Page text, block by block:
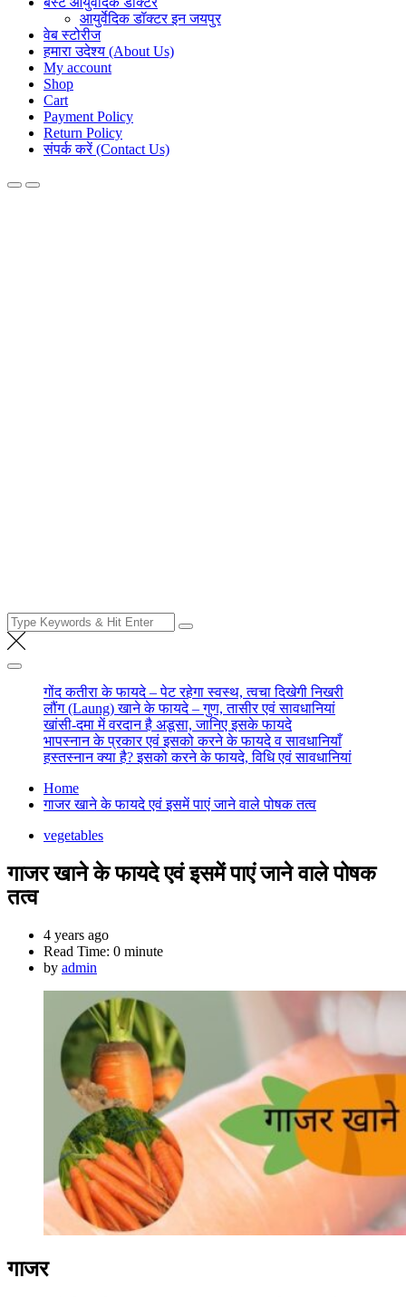
आयुर्वेदिक डॉक्टर इन जयपुर
वेब स्टोरीज
हमारा उदेश्य (About Us)
My account
Shop
Cart
Payment Policy
Return Policy
संपर्क करें (Contact Us)
Search
for:
गोंद कतीरा के फायदे – पेट रहेगा स्वस्थ, त्वचा दिखेगी निखरी
लौंग (Laung) खाने के फायदे – गुण, तासीर एवं सावधानियां
खांसी-दमा में वरदान है अडूसा, जानिए इसके फायदे
भापस्नान के प्रकार एवं इसको करने के फायदे व सावधानियाँ
हस्तस्नान क्या है? इसको करने के फायदे, विधि एवं सावधानियां
Home
गाजर खाने के फायदे एवं इसमें पाएं जाने वाले पोषक तत्व
vegetables
गाजर खाने के फायदे एवं इसमें पाएं जाने वाले पोषक
तत्व
4 years ago
Read Time: 0 minute
by admin
गाजर